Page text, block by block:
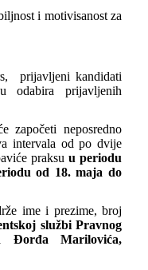
i motivisanost za
prijavljeni kandidati
odabira prijavljenih
započeti neposredno
intervala od po dvije
praksuu periodu
od 18. maja do
ime i prezime, broj
službi Pravnog
Đorđa Marilovića,